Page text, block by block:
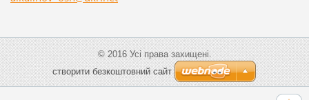
© 2016 Усі права захищені.
cтворити безкоштовний сайт